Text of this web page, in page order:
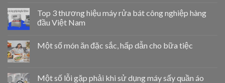
Top 3 thương hiệu máy rửa bát công nghiệp hàng
đầu Việt Nam
Một số món ăn đặc sắc, hấp dẫn cho bữa tiệc
Một số lỗi gặp phải khi sử dụng máy sấy quần áo